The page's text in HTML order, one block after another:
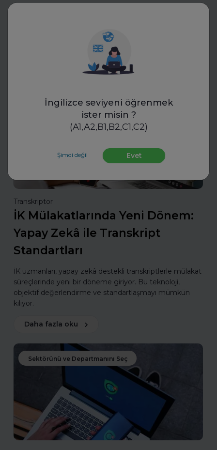
İngilizce seviyeni öğrenmek
ister misin ?
(A1,A2,B1,B2,C1,C2)
Şimdi değil Evet
Uzman koçlarla geleceğe hazırlanın. FurtherUp’ın
öğrenci ve kariyer koçluğu ile hedeflerinizi netleştirin,
kariyer yolculuğunuzda güçlü adımlar atın.
Mülakatlara Hazırlan
Transkriptor
İK Mülakatlarında Yeni Dönem:
Yapay Zekâ ile Transkript
Standartları
İK uzmanları, yapay zekâ destekli transkriptlerle mülakat
süreçlerinde yeni bir döneme giriyor. Bu teknoloji,
objektif değerlendirme ve standartlaşmayı mümkün
kılıyor.
Daha fazla oku
Sektörünü ve Departmanını Seç